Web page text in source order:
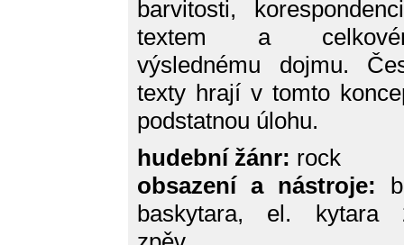
barvitosti,
textem a
výslednému dojmu.
texty hrají v tomto
podstatnou úlohu.
hudební žánr: rock
obsazení a nástroje:
baskytara, el. kytara